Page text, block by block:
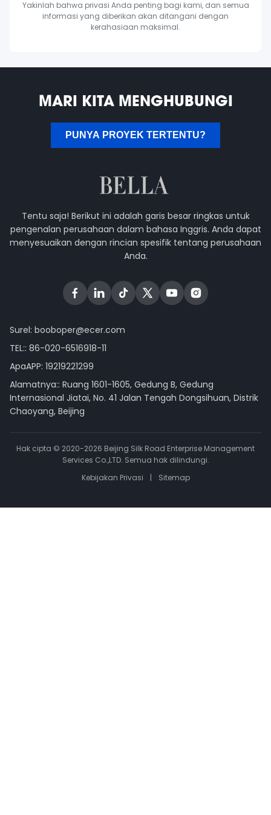
Yakinlah bahwa privasi Anda penting bagi kami, dan semua
informasi yang diberikan akan ditangani dengan
kerahasiaan maksimal.
MARI KITA MENGHUBUNGI
PUNYA PROYEK TERTENTU?
Tentu saja! Berikut ini adalah garis besar ringkas untuk
pengenalan perusahaan dalam bahasa Inggris. Anda dapat
menyesuaikan dengan rincian spesifik tentang perusahaan
Anda.
Surel: booboper@ecer.com
TEL:: 86-020-6516918-11
ApaAPP: 19219221299
Alamatnya:: Ruang 1601-1605, Gedung B, Gedung
Internasional Jiatai, No. 41 Jalan Tengah Dongsihuan, Distrik
Chaoyang, Beijing
Hak cipta © 2020-2026 Beijing Silk Road Enterprise Management
Services Co.,LTD. Semua hak dilindungi.
Kebijakan Privasi
| Sitemap